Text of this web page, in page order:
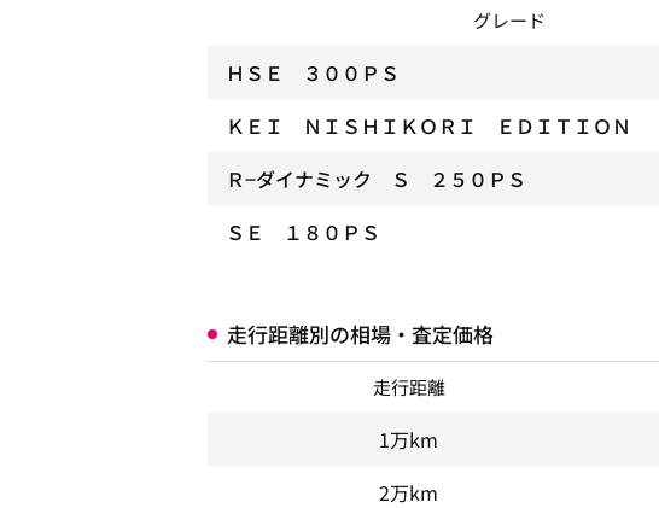
グレード
ＨＳＥ ３００ＰＳ
ＫＥＩ ＮＩＳＨＩＫＯＲＩ ＥＤＩＴＩＯＮ
Ｒ−ダイナミック Ｓ ２５０ＰＳ
ＳＥ １８０ＰＳ
走行距離別の相場・査定価格
走行距離
1万km
2万km